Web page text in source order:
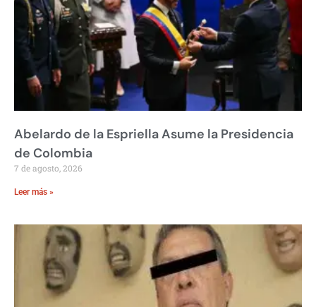
Abelardo de la Espriella Asume la Presidencia
de Colombia
7 de agosto, 2026
Leer más »